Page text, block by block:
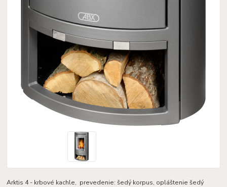
Arktis 4 - krbové kachle, prevedenie: šedý korpus, opláštenie šedý